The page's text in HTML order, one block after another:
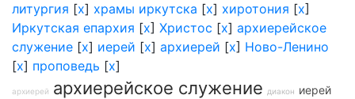
литургия [x] храмы иркутска [x] хиротония [x]
Иркутская епархия [x] Христос [x] архиерейское
служение [x] иерей [x] архиерей [x] Ново-Ленино
[x] проповедь [x]
архиерей архиерейское служение диакон иерей